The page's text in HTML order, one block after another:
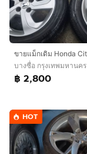
บางซื่อ กรุงเทพมหานคร
฿ 2,800
HOT